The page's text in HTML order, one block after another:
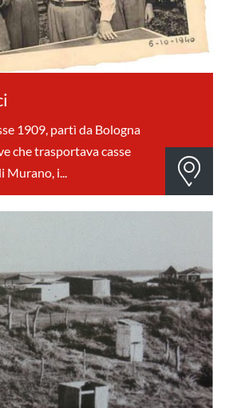
1909, partì da Bologna
che trasportava casse
Murano, i...